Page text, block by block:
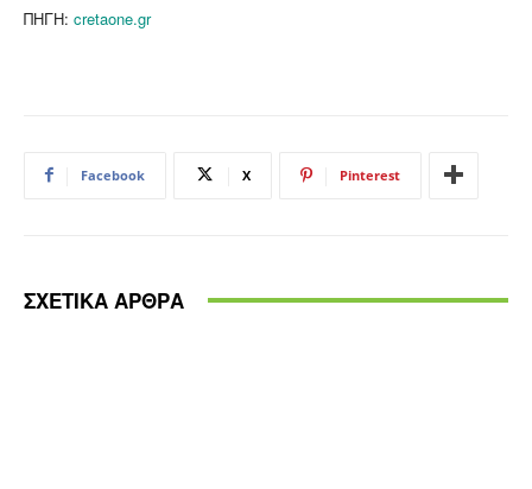
ΠΗΓΗ: cretaone.gr
Facebook X Pinterest
ΣΧΕΤΙΚΑ ΑΡΘΡΑ